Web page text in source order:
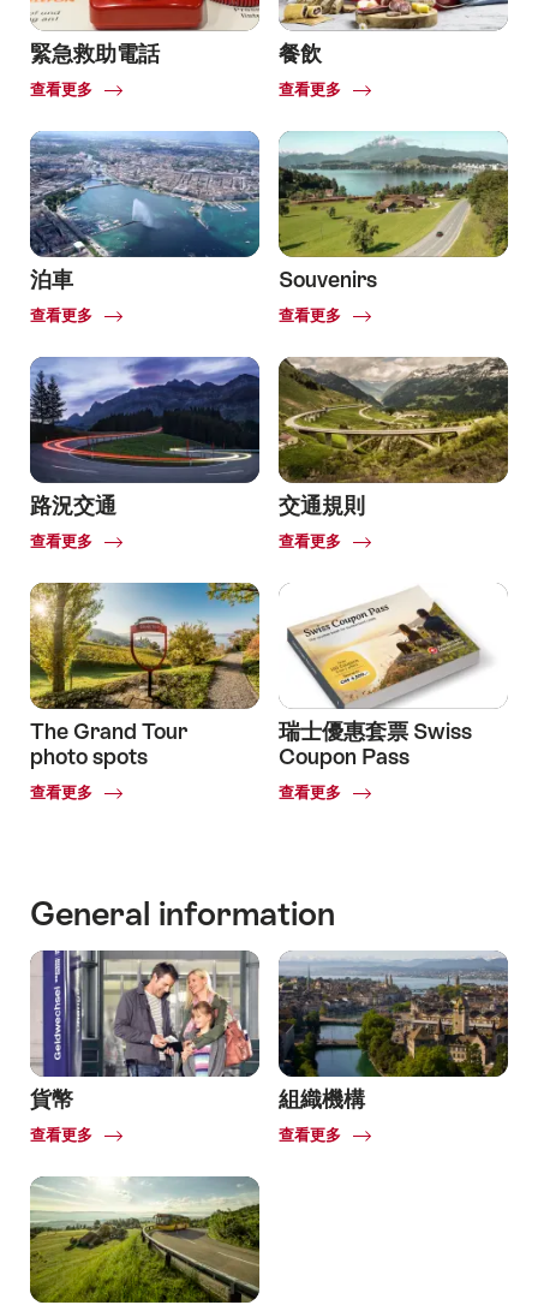
緊急救助電話
查看更多
Common.Of
餐飲
查看更多 Common.Of
泊車
查看更多 Common.Of
Souvenirs
查看更多 Common.Of
路況交通
查看更多 Common.Of
交通規則
查看更多 Common.Of
The Grand Tour
photo spots
查看更多
Common.Of
瑞士優惠套票 Swiss
Coupon Pass
查看更多 Common.Of
General information
貨幣
查看更多
Common.Of
組織機構
查看更多 Common.Of